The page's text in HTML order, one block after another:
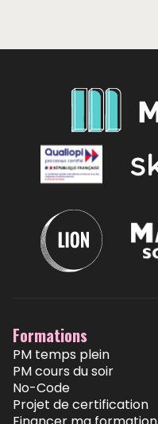
Formations
PM temps plein
PM cours du soir
No-Code
Projet de certification